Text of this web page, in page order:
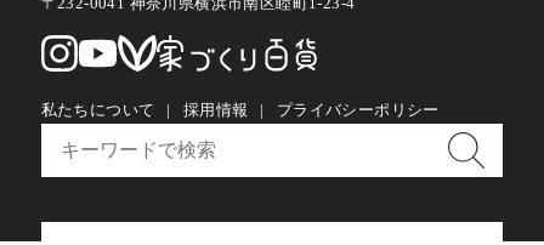
私たちについて 採用情報 プライバシーポリシー